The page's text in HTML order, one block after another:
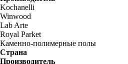
Kochanelli
Winwood
Lab Arte
Royal Parket
Каменно-полимерные полы
Страна
Производитель